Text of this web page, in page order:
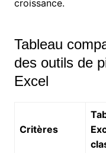
croissance.
Tableau
des outils de
Excel
Critères